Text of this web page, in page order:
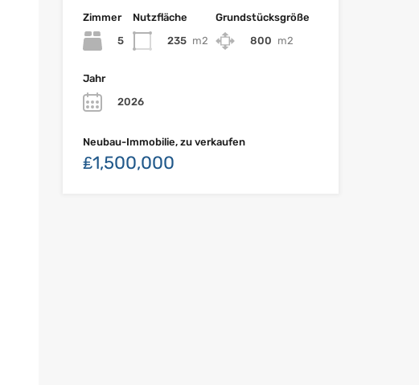
Zimmer
5
Nutzfläche
235 m2
Grundstücksgröße
800 m2
Jahr
2026
Neubau-Immobilie, zu verkaufen
₤1,500,000